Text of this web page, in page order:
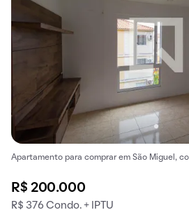
Apartamento para comprar em São Miguel,
R$ 200.000
R$ 376 Condo. + IPTU